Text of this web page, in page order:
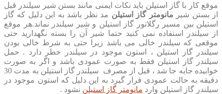
موقع کار با گاز استیلن باید نکات ایمنی مانند بستن شیر سیلندر قبل
از بستن شیر مانومتر گاز استیلن مد نظر باشد به این دلیل که گاز
استیلن بین مسیر رگلاتور گاز استیلن و شیر سیلندر نماند.هر موقع
از سیلندر استفاده نمی کنید حتما شیر آن را بسته نگهدارید حتی
موقعی که سیلندر خالی می باشد زیرا حتی به شرط خالی بودن
سیلندر گاز استیلن ، استون موجود در سیلندر خطر دارد . حمل
سیلندر گاز استیلن فقط به صورت عمودی باشد و اگر به صورت
خوابیده جابه جا شد ، قبل از مصرف سیلندر گاز استیلن به مدت 30
دقیقه به حالت عمودی قرار گیرد به این دلیل که استون موجود در
سیلندر گاز استیلن وارد مانومتر گاز استیلن نشود .